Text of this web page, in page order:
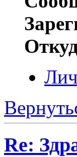
Re: